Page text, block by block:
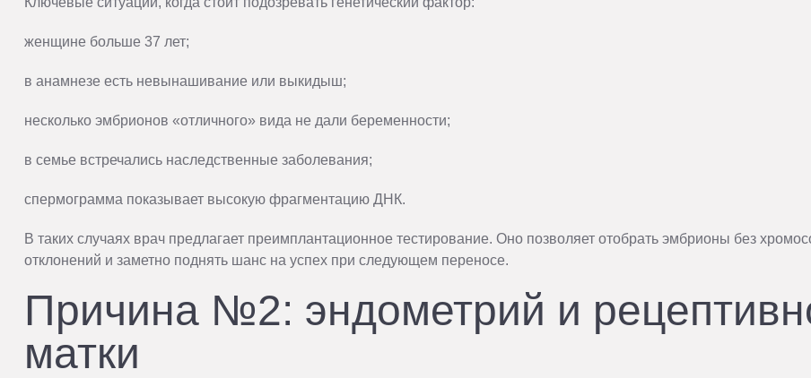
женщине больше 37 лет;
в анамнезе есть невынашивание или выкидыш;
несколько эмбрионов «отличного» вида не дали беременности;
в семье встречались наследственные заболевания;
спермограмма показывает высокую фрагментацию ДНК.
В таких случаях врач предлагает преимплантационное тестирование. Оно позволяет отобрать эмбрионы без
отклонений и заметно поднять шанс на успех при следующем переносе.
Причина №2: эндометрий и
матки